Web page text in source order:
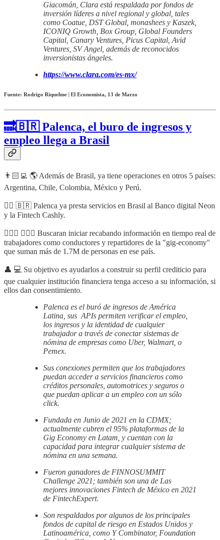
Giacomán, Clara está respaldada por fondos de
inversión líderes a nivel regional y global, tales
como Coatue, DST Global, monashees y Kaszek,
ICONIQ Growth, Box Group, Global Founders
Capital, Canary Ventures, Picus Capital, Avid
Ventures, SV Angel, además de reconocidos
inversionistas ángeles.
https://www.clara.com/es-mx/
Fuente: Rodrigo Riquelme | El Economista, 13 de Marzo
🔜🇧🇷 Palenca, el buro de ingresos y
empleo llega a Brasil
👨🏻‍💻 🌎 Además de Brasil, ya tiene operaciones en otros 5 países:
Argentina, Chile, Colombia, México y Perú.
👉🏻 🇧🇷 Palenca ya presta servicios en Brasil al Banco digital Neon
y la Fintech Cashly.
🙋🏻‍♂️ 🙋🏼‍♀️ Buscaran iniciar recabando información en tiempo real de
trabajadores como conductores y repartidores de la "gig-economy"
que suman más de 1.7M de personas en ese país.
👤 💻 Su objetivo es ayudarlos a construir su perfil crediticio para
que cualquier institución financiera tenga acceso a su información, si
ellos dan consentimiento.
Palenca es el buró de ingresos de América
Latina, sus APIs permiten verificar el empleo,
los ingresos y la identidad de cualquier
trabajador a través de conectar sistemas de
nómina de empresas como Uber, Walmart, o
Pemex.
Sus conexiones permiten que los trabajadores
puedan acceder a servicios financieros como
créditos personales, automotrices y seguros o
que puedan aplicar a un empleo con un sólo
click.
Fundada en Junio de 2021 en la CDMX;
actualmente cubren el 95% plataformas de la
Gig Economy en Latam, y cuentan con la
capacidad para integrar cualquier sistema de
nómina en una semana.
Fueron ganadores de FINNOSUMMIT
Challenge 2021; también son una de Las
mejores innovaciones Fintech de México en 2021
de FintechExpert.
Son respaldados por algunos de los principales
fondos de capital de riesgo en Estados Unidos y
Latinoamérica, como Y Combinator, Foundation